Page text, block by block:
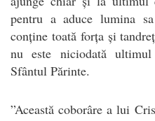
pentru a aduce lumina
conține toată forța și
nu este niciodată
Sfântul Părinte.
”Această coborâre a lui